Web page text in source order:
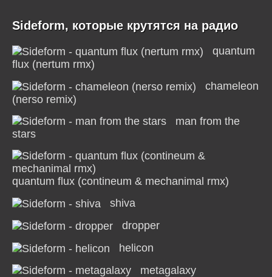
Sideform, которые крутятся на радио
quantum
flux (nertum rmx)
chameleon
(nerso remix)
man from the
stars
quantum flux (contineum & mechanimal rmx)
shiva
dropper
helicon
metagalaxy